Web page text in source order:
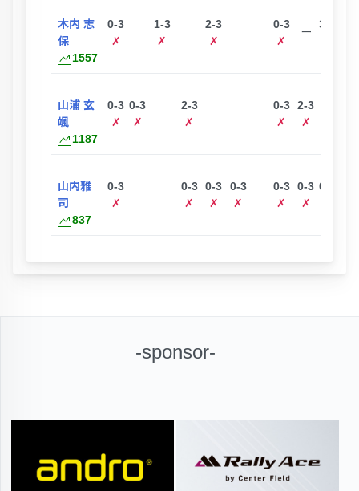
木内 志
保
1557
0-3
✗
1-3
✗
2-3
✗
0-3
✗
ー
3-2
山浦 玄
颯
1187
0-3
✗
0-3
✗
2-3
✗
0-3
✗
2-3
✗
山内雅
司
837
0-3
✗
0-3
✗
0-3
✗
0-3
✗
0-3
✗
0-3
✗
0-3
-sponsor-